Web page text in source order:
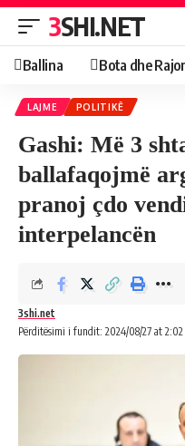
3SHI.NET
Ballina Bota dhe
LAJME POLITIKË
Gashi: Më 3
ballafaqojmë
pranoj çdo
interpelancën
Përditësimi i fundit: 2024/08/27 at 2:02
3shi.net